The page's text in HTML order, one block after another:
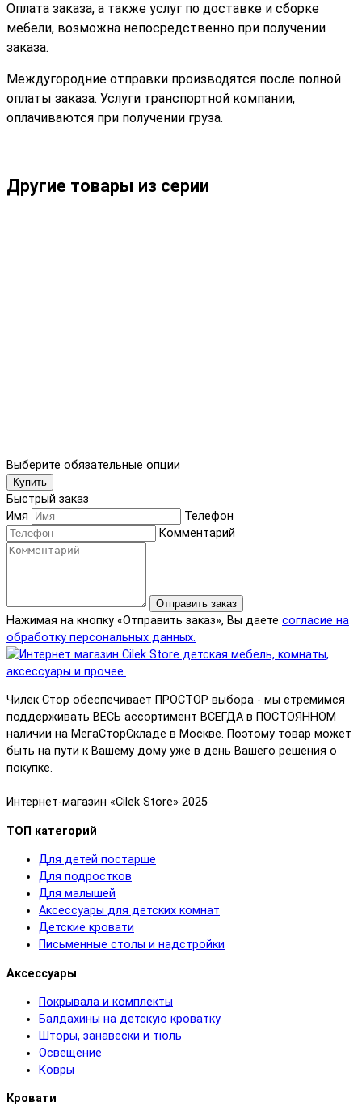
Оплата заказа, а также услуг по доставке и сборке
мебели, возможна непосредственно при получении
заказа.
Междугородние отправки производятся после полной
оплаты заказа. Услуги транспортной компании,
оплачиваются при получении груза.
Другие товары из серии
Выберите обязательные опции
Купить
Быстрый заказ
Имя
Телефон
Комментарий
Отправить заказ
Нажимая на кнопку «Отправить заказ», Вы даете согласие на
обработку персональных данных.
Чилек Стор обеспечивает ПРОСТОР выбора - мы стремимся
поддерживать ВЕСЬ ассортимент ВСЕГДА в ПОСТОЯННОМ
наличии на МегаСторСкладе в Москве. Поэтому товар может
быть на пути к Вашему дому уже в день Вашего решения о
покупке.
Интернет-магазин «Cilek Store» 2025
ТОП категорий
Для детей постарше
Для подростков
Для малышей
Аксессуары для детских комнат
Детские кровати
Письменные столы и надстройки
Аксессуары
Покрывала и комплекты
Балдахины на детскую кроватку
Шторы, занавески и тюль
Освещение
Ковры
Кровати